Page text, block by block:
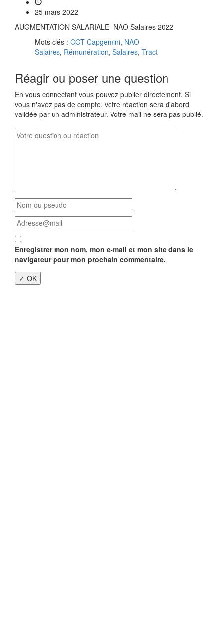
25 mars 2022
AUGMENTATION SALARIALE -NAO Salaires 2022
Mots clés : CGT Capgemini, NAO
Salaires, Rémunération, Salaires, Tract
Réagir ou poser une question
En vous connectant vous pouvez publier directement. Si
vous n'avez pas de compte, votre réaction sera d'abord
validée par un administrateur. Votre mail ne sera pas publié.
Enregistrer mon nom, mon e-mail et mon site dans le
navigateur pour mon prochain commentaire.